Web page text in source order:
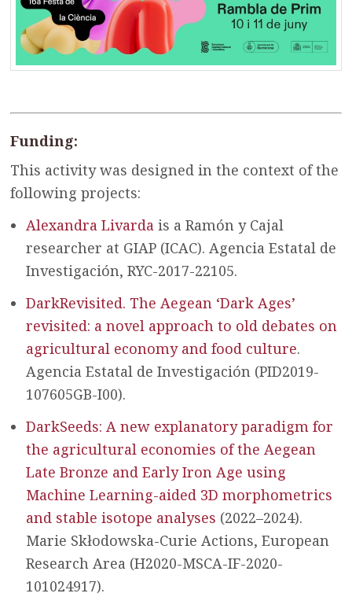
Funding:
This activity was designed in the context of the
following projects:
Alexandra Livarda is a Ramón y Cajal
researcher at GIAP (ICAC). Agencia Estatal de
Investigación, RYC-2017-22105.
DarkRevisited. The Aegean ‘Dark Ages’
revisited: a novel approach to old debates on
agricultural economy and food culture.
Agencia Estatal de Investigación (PID2019-
107605GB-I00).
DarkSeeds: A new explanatory paradigm for
the agricultural economies of the Aegean
Late Bronze and Early Iron Age using
Machine Learning-aided 3D morphometrics
and stable isotope analyses (2022–2024).
Marie Skłodowska-Curie Actions, European
Research Area (H2020-MSCA-IF-2020-
101024917).